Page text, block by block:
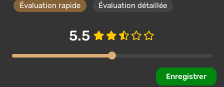
Évaluation rapide Évaluation détaillée
5.5
Enregistrer